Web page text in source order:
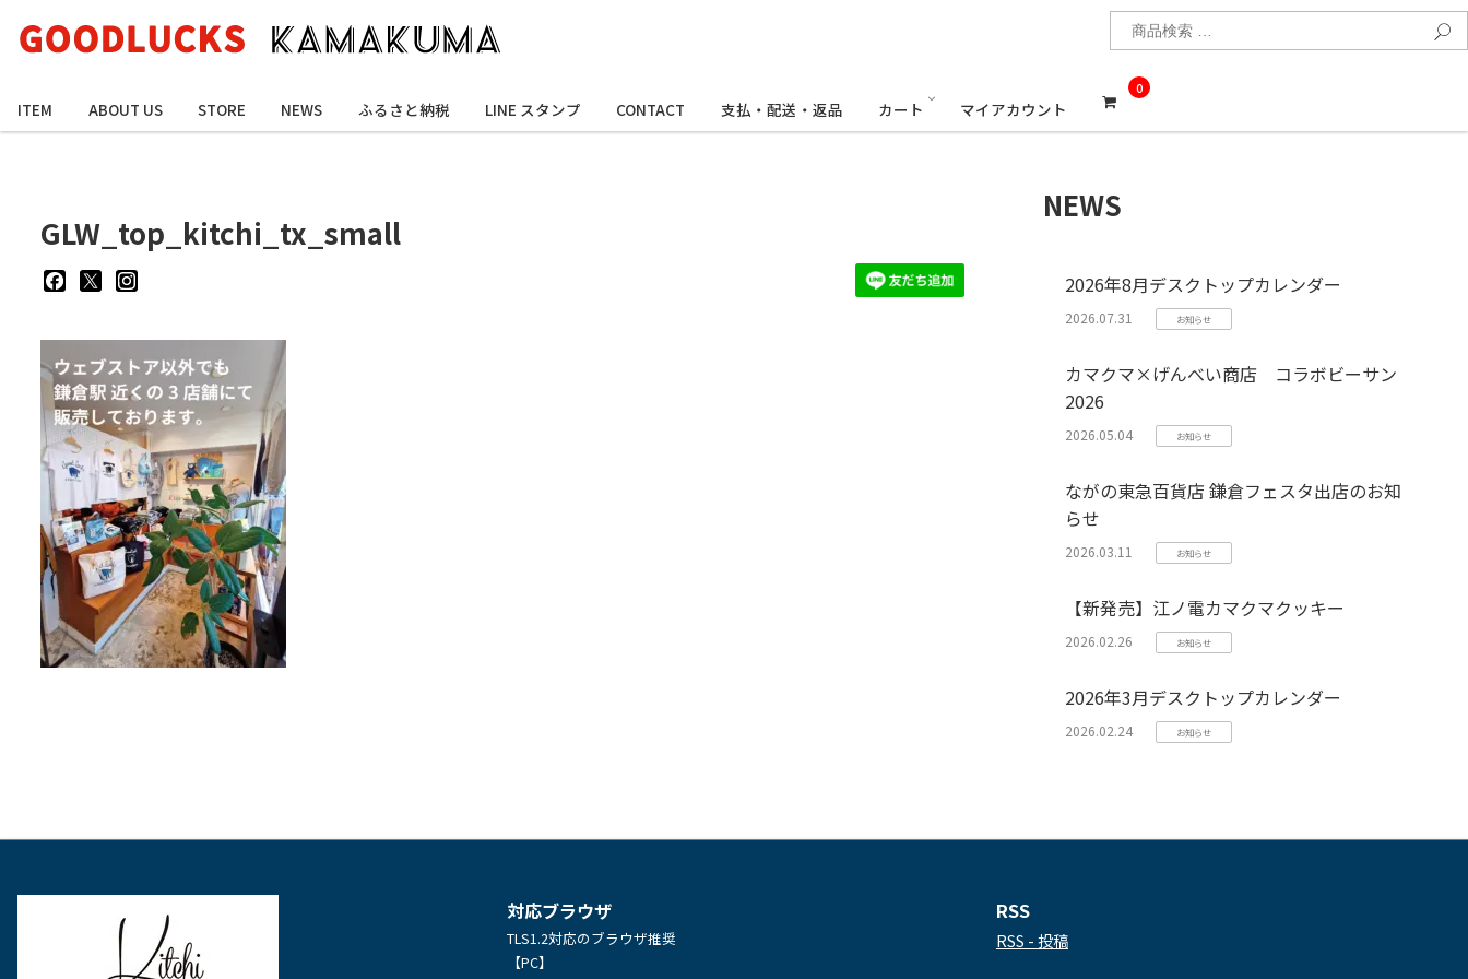
ITEM ABOUT US STORE NEWS ふるさと納税 LINE スタンプ CONTACT 支払・配送・返品 カート マイアカウント
0
GLW_top_kitchi_tx_small
goodluckskamakuma
さ
ロ
フ
ィ
ー
ル
を
Facebook
表
示
GL_kamakuma
さ
ロ
フ
ィ
ー
ル
を
Twitter
表
示
goodlucks_kamakuma
さ
ロ
フ
ィ
ー
ル
を
Instagram
で
表
示
NEWS
2026年8月デスクトップカレンダー
2026.07.31 お知らせ
カマクマ×げんべい商店 コラボビーサン
2026
2026.05.04 お知らせ
ながの東急百貨店 鎌倉フェスタ出店のお知
らせ
2026.03.11 お知らせ
【新発売】江ノ電カマクマクッキー
2026.02.26 お知らせ
2026年3月デスクトップカレンダー
2026.02.24 お知らせ
対応ブラウザ
TLS1.2対応のブラウザ推奨
【PC】
RSS
RSS - 投稿